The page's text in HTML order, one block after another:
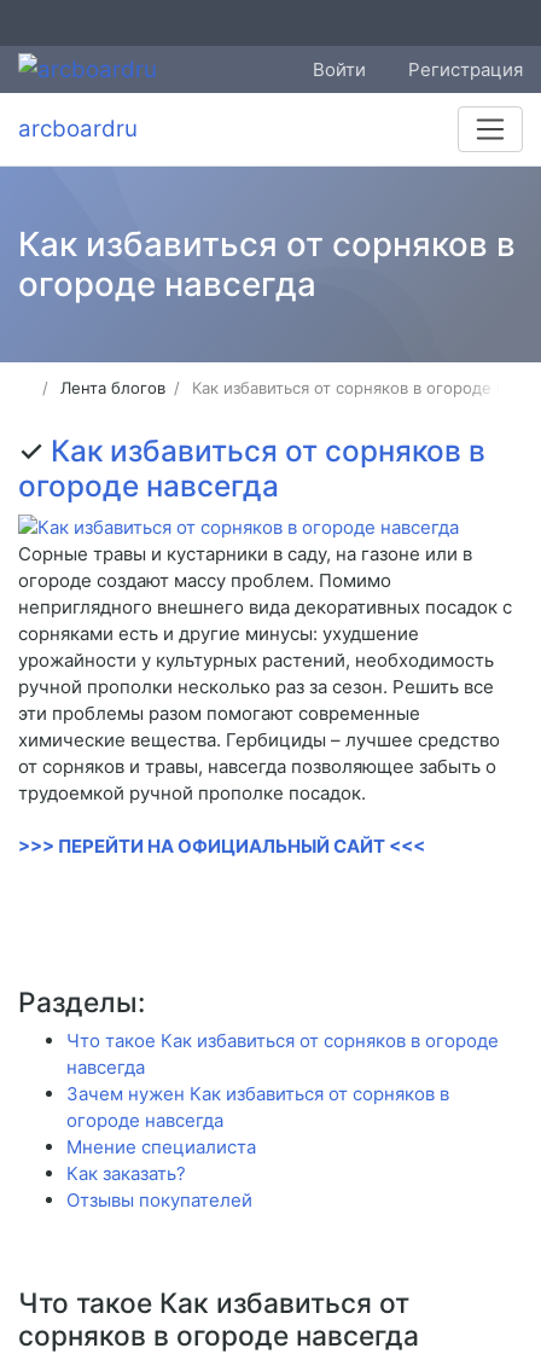
Войти Регистрация
arcboardru
Как избавиться от сорняков в
огороде навсегда
Лента блогов Как избавиться от сорняков в огороде
✓ Как избавиться от сорняков в
огороде навсегда
Сорные травы и кустарники в саду, на газоне или в
огороде создают массу проблем. Помимо
неприглядного внешнего вида декоративных посадок с
сорняками есть и другие минусы: ухудшение
урожайности у культурных растений, необходимость
ручной прополки несколько раз за сезон. Решить все
эти проблемы разом помогают современные
химические вещества. Гербициды – лучшее средство
от сорняков и травы, навсегда позволяющее забыть о
трудоемкой ручной прополке посадок.
>>> ПЕРЕЙТИ НА ОФИЦИАЛЬНЫЙ САЙТ <<<
Разделы:
Что такое Как избавиться от сорняков в огороде
навсегда
Зачем нужен Как избавиться от сорняков в
огороде навсегда
Мнение специалиста
Как заказать?
Отзывы покупателей
Что такое Как избавиться от
сорняков в огороде навсегда